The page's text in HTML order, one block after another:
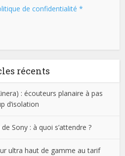
de confidentialité*
récents
: écouteurs planaire à pas
d’isolation
Sony : à quoi s’attendre ?
ultra haut de gamme au tarif